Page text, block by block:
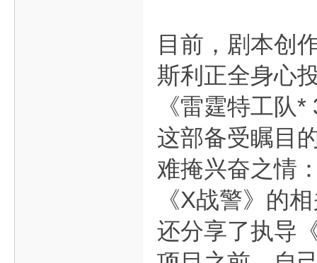
目前，剧本创
斯利正全身心
《雷霆特工队
这部备受瞩目
难掩兴奋之情
《X战警》的
还分享了执导